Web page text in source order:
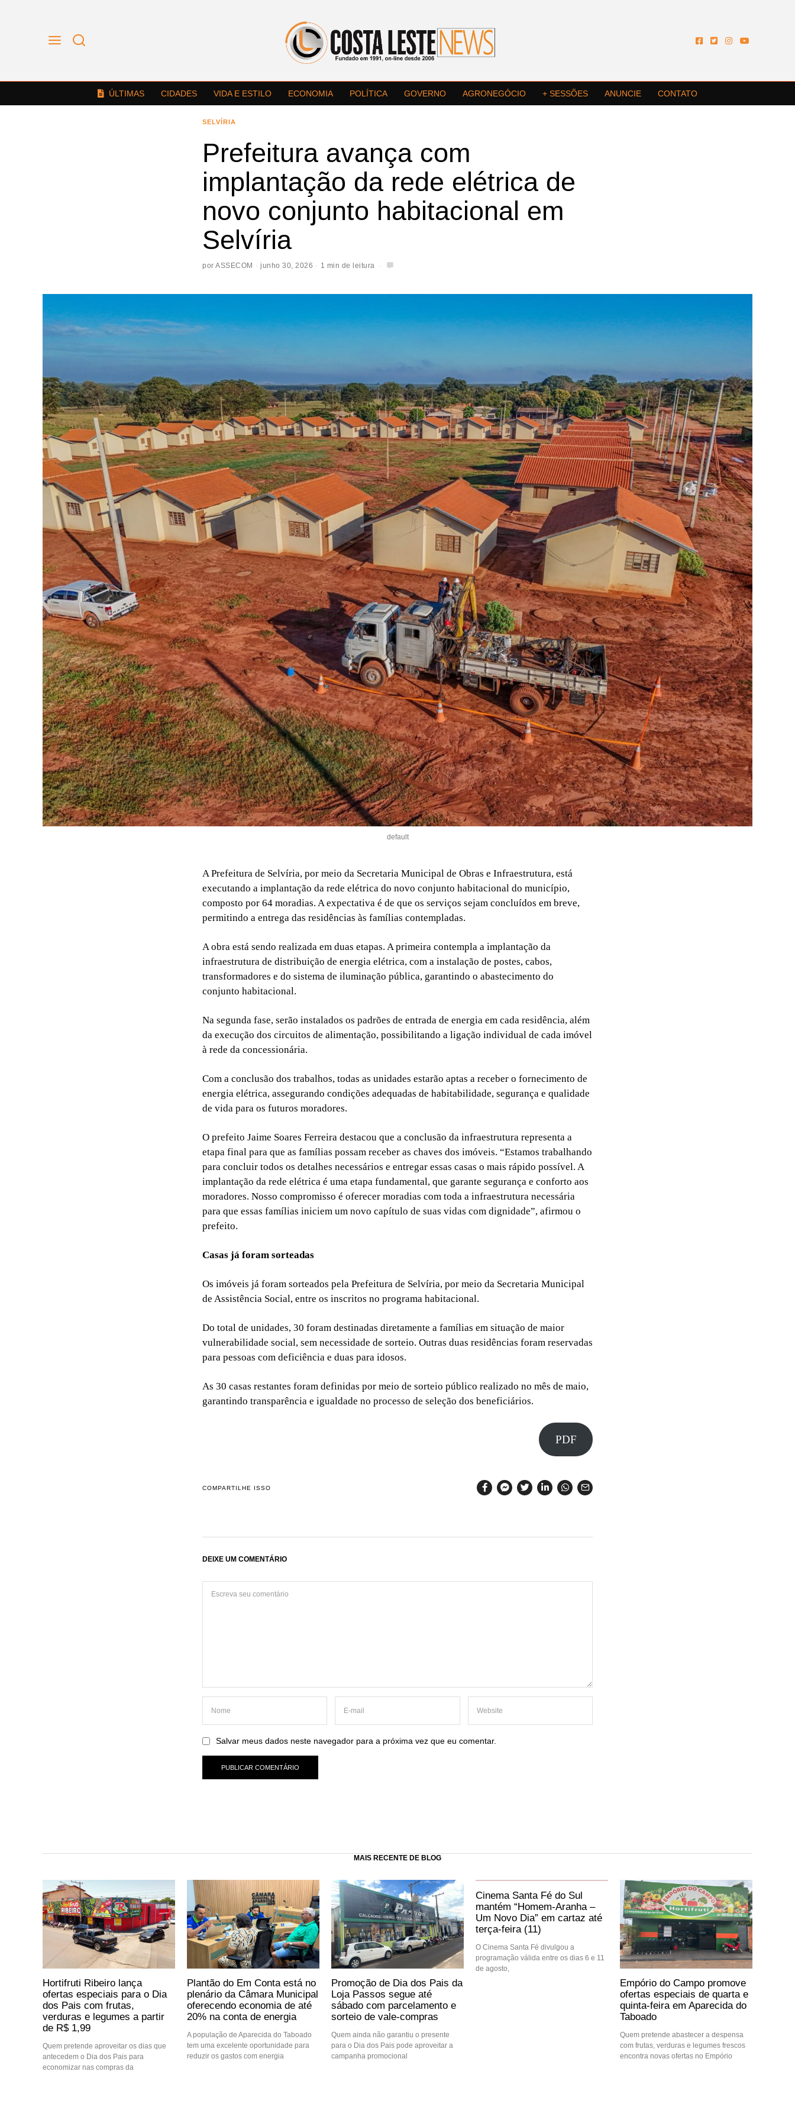
ÚLTIMAS CIDADES VIDA E ESTILO ECONOMIA POLÍTICA GOVERNO AGRONEGÓCIO + SESSÕES ANUNCIE CONTATO
SELVÍRIA
Prefeitura avança com
implantação da rede elétrica de
novo conjunto habitacional em
Selvíria
por ASSECOM junho 30, 2026 1 min de leitura
default
A Prefeitura de Selvíria, por meio da Secretaria Municipal de Obras e Infraestrutura, está
executando a implantação da rede elétrica do novo conjunto habitacional do município,
composto por 64 moradias. A expectativa é de que os serviços sejam concluídos em breve,
permitindo a entrega das residências às famílias contempladas.
A obra está sendo realizada em duas etapas. A primeira contempla a implantação da
infraestrutura de distribuição de energia elétrica, com a instalação de postes, cabos,
transformadores e do sistema de iluminação pública, garantindo o abastecimento do
conjunto habitacional.
Na segunda fase, serão instalados os padrões de entrada de energia em cada residência, além
da execução dos circuitos de alimentação, possibilitando a ligação individual de cada imóvel
à rede da concessionária.
Com a conclusão dos trabalhos, todas as unidades estarão aptas a receber o fornecimento de
energia elétrica, assegurando condições adequadas de habitabilidade, segurança e qualidade
de vida para os futuros moradores.
O prefeito Jaime Soares Ferreira destacou que a conclusão da infraestrutura representa a
etapa final para que as famílias possam receber as chaves dos imóveis. “Estamos trabalhando
para concluir todos os detalhes necessários e entregar essas casas o mais rápido possível. A
implantação da rede elétrica é uma etapa fundamental, que garante segurança e conforto aos
moradores. Nosso compromisso é oferecer moradias com toda a infraestrutura necessária
para que essas famílias iniciem um novo capítulo de suas vidas com dignidade”, afirmou o
prefeito.
Casas já foram sorteadas
Os imóveis já foram sorteados pela Prefeitura de Selvíria, por meio da Secretaria Municipal
de Assistência Social, entre os inscritos no programa habitacional.
Do total de unidades, 30 foram destinadas diretamente a famílias em situação de maior
vulnerabilidade social, sem necessidade de sorteio. Outras duas residências foram reservadas
para pessoas com deficiência e duas para idosos.
As 30 casas restantes foram definidas por meio de sorteio público realizado no mês de maio,
garantindo transparência e igualdade no processo de seleção dos beneficiários.
PDF
COMPARTILHE ISSO
DEIXE UM COMENTÁRIO
Salvar meus dados neste navegador para a próxima vez que eu comentar.
MAIS RECENTE DE BLOG
Hortifruti Ribeiro lança
ofertas especiais para o Dia
dos Pais com frutas,
verduras e legumes a partir
de R$ 1,99
Quem pretende aproveitar os dias que
antecedem o Dia dos Pais para
economizar nas compras da
Plantão do Em Conta está no
plenário da Câmara Municipal
oferecendo economia de até
20% na conta de energia
A população de Aparecida do Taboado
tem uma excelente oportunidade para
reduzir os gastos com energia
Promoção de Dia dos Pais da
Loja Passos segue até
sábado com parcelamento e
sorteio de vale-compras
Quem ainda não garantiu o presente
para o Dia dos Pais pode aproveitar a
campanha promocional
Cinema Santa Fé do Sul
mantém “Homem-Aranha –
Um Novo Dia” em cartaz até
terça-feira (11)
O Cinema Santa Fé divulgou a
programação válida entre os dias 6 e 11
de agosto,
Empório do Campo promove
ofertas especiais de quarta e
quinta-feira em Aparecida do
Taboado
Quem pretende abastecer a despensa
com frutas, verduras e legumes frescos
encontra novas ofertas no Empório